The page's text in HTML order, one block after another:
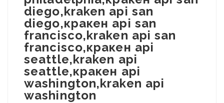
diego,kraken api san
diego,кракен api san
francisco,kraken api san
francisco,кракен api
seattle,kraken api
seattle,кракен api
washington,kraken api
washington